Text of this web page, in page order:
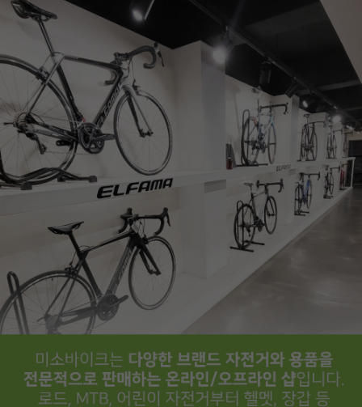
페이코 ID로